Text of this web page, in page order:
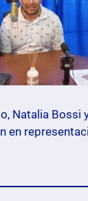
Natalia Bossi
en